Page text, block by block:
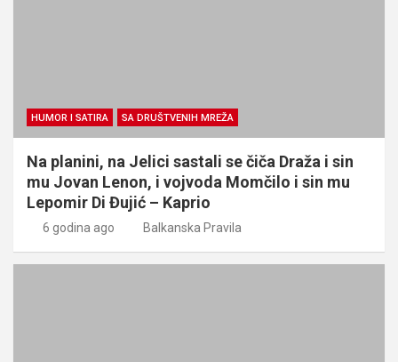
HUMOR I SATIRA SA DRUŠTVENIH MREŽA
Na planini, na Jelici sastali se čiča Draža i sin
mu Jovan Lenon, i vojvoda Momčilo i sin mu
Lepomir Di Đujić – Kaprio
6 godina ago Balkanska Pravila